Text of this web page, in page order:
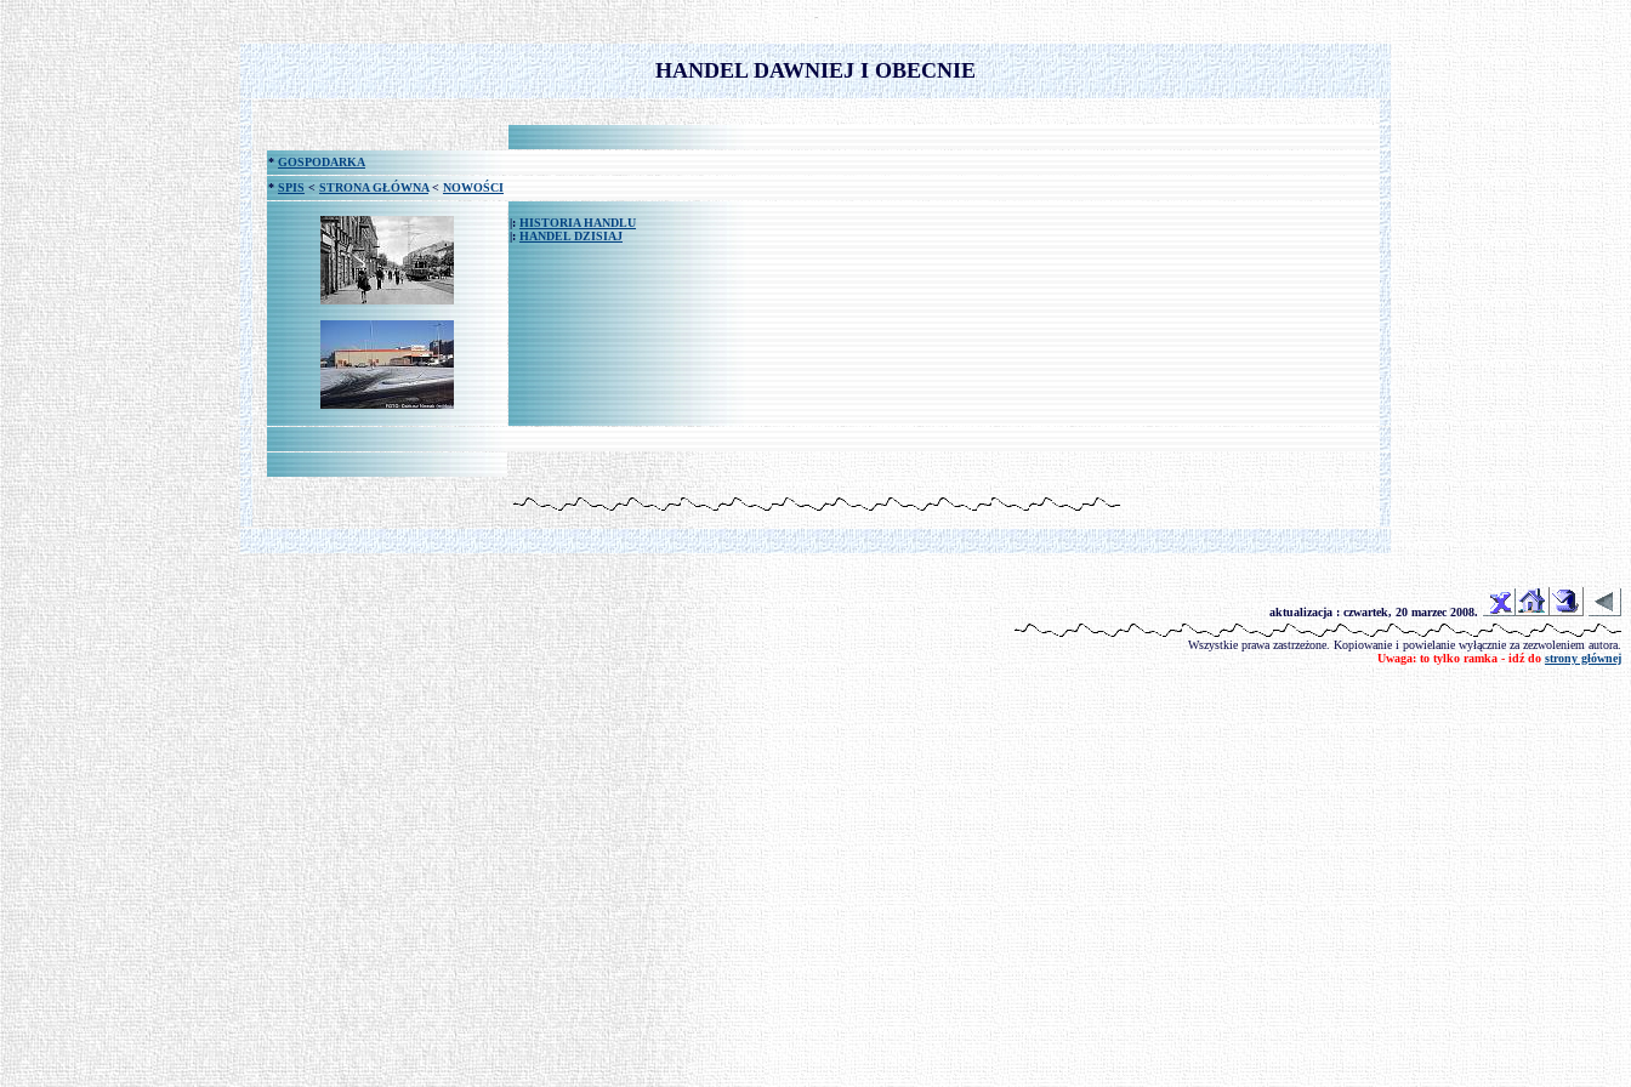
-
HANDEL DAWNIEJ I OBECNIE
* GOSPODARKA
* SPIS < STRONA GŁÓWNA< NOWOŚCI
|: HISTORIA HANDLU
|: HANDEL DZISIAJ
aktualizacja : czwartek, 20 marzec 2008.
Wszystkie prawa zastrzeżone. Kopiowanie i powielanie wyłącznie za zezwoleniem autora.
Uwaga: to tylko ramka - idź do strony głównej